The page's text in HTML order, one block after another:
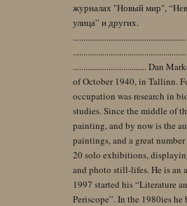
журналах "Новый мир",
улица” и других.
................................... Dan
of October 1940, in Tallinn.
occupation was research in
studies. Since the middle of
painting, and by now is the
paintings, and a great
20 solo exhibitions,
and photo still-lifes. He is an
1997 started his “Literature
Periscope”. In the 1980ies